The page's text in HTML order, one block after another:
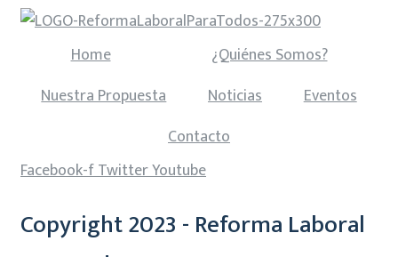
Home
¿Quiénes Somos?
Nuestra Propuesta
Noticias
Eventos
Contacto
Facebook-fTwitterYoutube
Copyright 2023 - Reforma Laboral